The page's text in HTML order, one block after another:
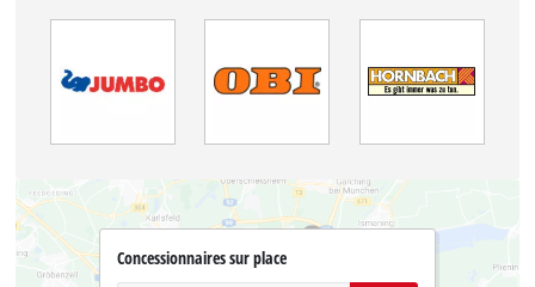
Concessionnaires sur place